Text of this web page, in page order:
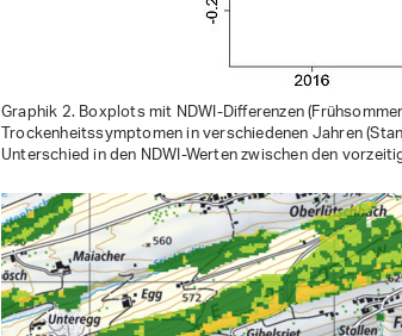
Graphik 2. Boxplots mit NDWI-Differenzen
Trockenheitssymptomen in verschiedenen Jahren
Unterschied in den NDWI-Werten zwischen den